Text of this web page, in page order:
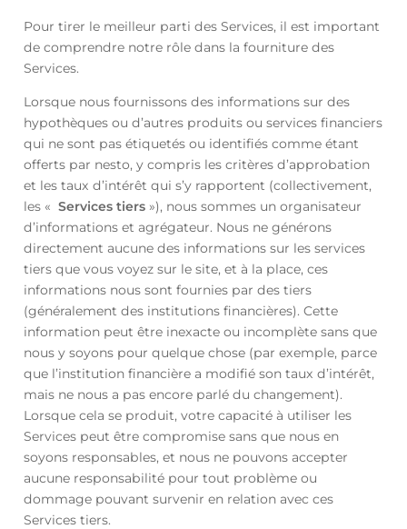
Pour tirer le meilleur parti des Services, il est important
de comprendre notre rôle dans la fourniture des
Services.
Lorsque nous fournissons des informations sur des
hypothèques ou d’autres produits ou services financiers
qui ne sont pas étiquetés ou identifiés comme étant
offerts par nesto, y compris les critères d’approbation
et les taux d’intérêt qui s’y rapportent (collectivement,
les « Services tiers»), nous sommes un organisateur
d’informations et agrégateur. Nous ne générons
directement aucune des informations sur les services
tiers que vous voyez sur le site, et à la place, ces
informations nous sont fournies par des tiers
(généralement des institutions financières). Cette
information peut être inexacte ou incomplète sans que
nous y soyons pour quelque chose (par exemple, parce
que l’institution financière a modifié son taux d’intérêt,
mais ne nous a pas encore parlé du changement).
Lorsque cela se produit, votre capacité à utiliser les
Services peut être compromise sans que nous en
soyons responsables, et nous ne pouvons accepter
aucune responsabilité pour tout problème ou
dommage pouvant survenir en relation avec ces
Services tiers.